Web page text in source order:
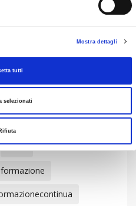
Mostra dettagli
tutti
selezionati
#gptw
buoniacquisto
fondi
formazione